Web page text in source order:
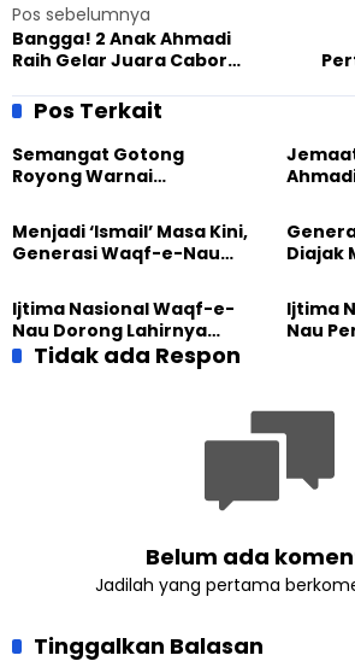
Pos sebelumnya
Bangga! 2 Anak Ahmadi
Raih Gelar Juara Cabor
Tangerang
Pos Terkait
Semangat Gotong
Royong Warnai
Masjid di Jemaat
Ahmadiyah Sukapura
Menjadi ‘Ismail’ Masa Kini,
Generasi Waqf-e-Nau
Pengabdian
Diajak
Dunia
Ijtima Nasional Waqf-e-
Nau Dorong Lahirnya
Generasi Pengkhidmat
Ijtima
Nau
Tidak ada Respon
Belum ada
Jadilah yang pertama
Tinggalkan Balasan